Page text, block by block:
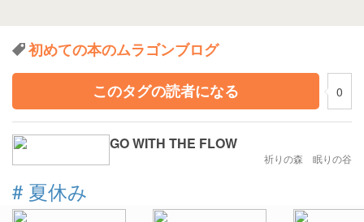
初めての本のムラゴンブログ
このタグの読者になる
0
GO WITH THE FLOW
祈りの森 眠りの谷
# 夏休み